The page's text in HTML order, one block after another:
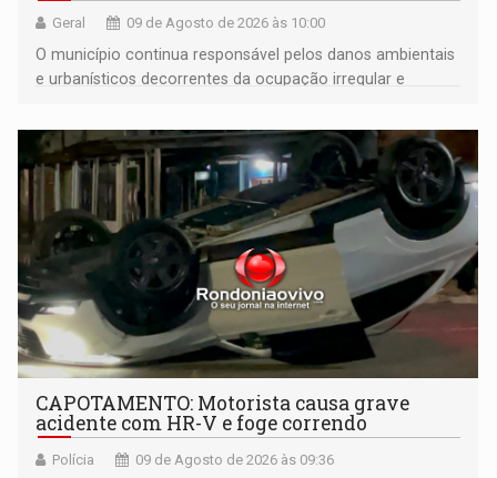
Geral 09 de Agosto de 2026 às 10:00
O município continua responsável pelos danos ambientais
e urbanísticos decorrentes da ocupação irregular e
CAPOTAMENTO: Motorista causa grave
acidente com HR-V e foge correndo
Polícia 09 de Agosto de 2026 às 09:36